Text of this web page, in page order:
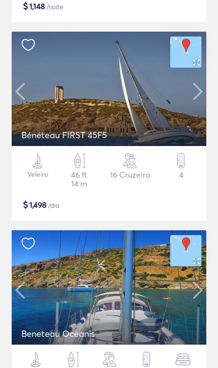
$1,148 /noite
Bénéteau FIRST 45F5
Veleiro
46 ft
14 m
16 Cruzeiro 4
$1,498 /dia
Beneteau Oceanis